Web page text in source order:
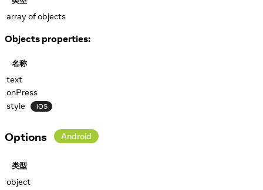
array of objects
Objects properties:
名称
text
onPress
style
iOS
Options Android
类型
object